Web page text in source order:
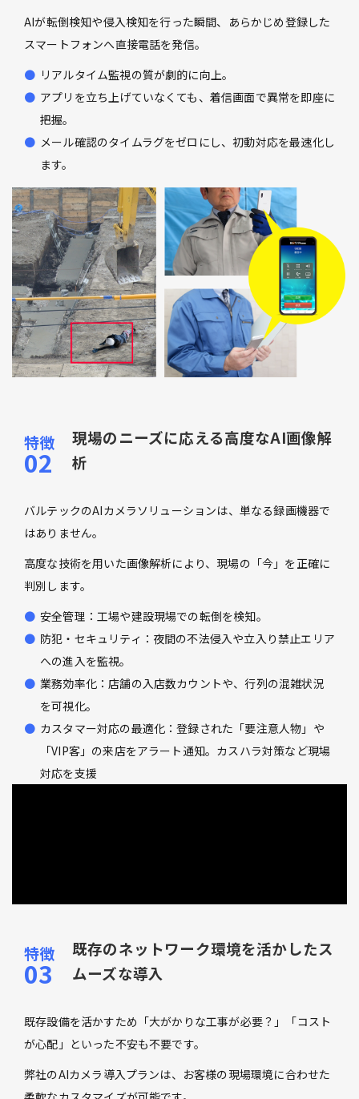
AIが転倒検知や侵入検知を行った瞬間、あらかじめ登録した
スマートフォンへ直接電話を発信。
リアルタイム監視の質が劇的に向上。
アプリを立ち上げていなくても、着信画面で異常を即座に
把握。
メール確認のタイムラグをゼロにし、初動対応を最速化し
ます。
現場のニーズに応える高度なAI画像解
析
バルテックのAIカメラソリューションは、単なる録画機器で
はありません。
高度な技術を用いた画像解析により、現場の「今」を正確に
判別します。
安全管理：工場や建設現場での転倒を検知。
防犯・セキュリティ：夜間の不法侵入や立入り禁止エリア
への進入を監視。
業務効率化：店舗の入店数カウントや、行列の混雑状況
を可視化。
カスタマー対応の最適化：登録された「要注意人物」や
「VIP客」の来店をアラート通知。カスハラ対策など現場
対応を支援
既存のネットワーク環境を活かしたス
ムーズな導入
既存設備を活かすため「大がかりな工事が必要？」「コスト
が心配」といった不安も不要です。
弊社のAIカメラ導入プランは、お客様の現場環境に合わせた